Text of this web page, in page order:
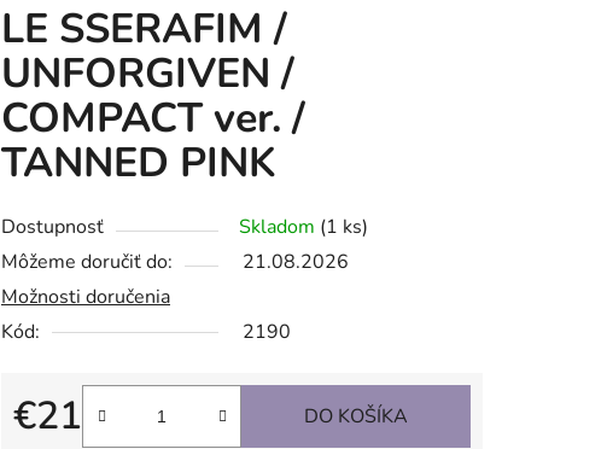
LE SSERAFIM /
UNFORGIVEN /
COMPACT ver. /
TANNED PINK
Dostupnosť Skladom (1 ks)
Môžeme doručiť do:
21.08.2026
Možnosti doručenia
Kód:
2190
€21 DO KOŠÍKA